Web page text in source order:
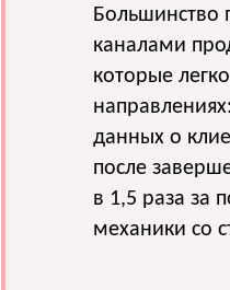
Большинство
каналами
которые
данных о
после
в 1,5 раза за
механики со